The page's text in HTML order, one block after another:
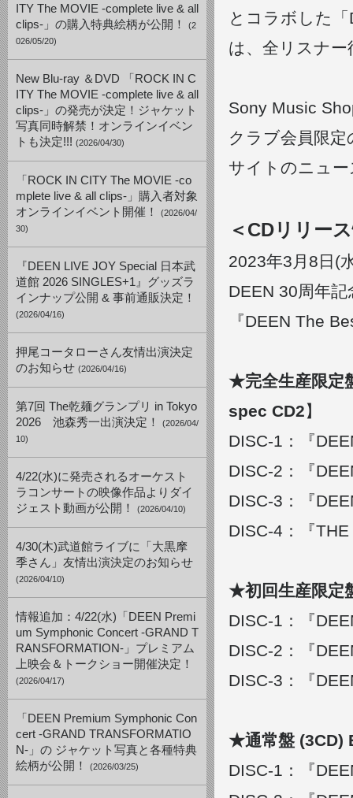
ITY The MOVIE -complete live & all
clips-」の購入特典絵柄が公開！
(2
026/05/20)
New Blu-ray ＆DVD 「ROCK IN C
ITY The MOVIE -complete live & all
clips-」の発売が決定！ジャケット
写真同時解禁！オンラインイベン
トも決定!!! (2026/04/30)
「ROCK IN CITY The MOVIE -co
mplete live & all clips-」購入者対象
オンラインイベント開催！
(2026/04/
30)
『DEEN LIVE JOY Special 日本武
道館 2026 SINGLES+1』グッズラ
インナップ公開 & 事前通販決定！
(2026/04/16)
押尾コータローさん友情出演決定
のお知らせ (2026/04/16)
第7回 The乾麺グランプリ in Tokyo
2026 池森秀一出演決定！
(2026/04/
10)
4/22(水)に発売されるオーケスト
ラコンサートの映像作品よりダイ
ジェスト動画が公開！
(2026/04/10)
4/30(木)武道館ライブに「大黒摩
季さん」友情出演決定のお知らせ
(2026/04/10)
情報追加：4/22(水)「DEEN Premi
um Symphonic Concert -GRAND T
RANSFORMATION-」プレミアム
上映会＆トークショー開催決定！
(2026/04/17)
「DEEN Premium Symphonic Con
cert -GRAND TRANSFORMATIO
N-」の ジャケット写真と各種特典
絵柄が公開！
(2026/03/25)
とコラボした
は、全リスナ
Sony Music
クラブ会員限
サイトのニュ
＜CDリリー
2023年3月8日(
DEEN 30周年
『DEEN The
★完全生産限定
spec CD2】
DISC-1：『
DISC-2：『
DISC-3：『
DISC-4：『
★初回生産限定
DISC-1：『
DISC-2：『
DISC-3：『
★通常盤 (3CD)
DISC-1：『